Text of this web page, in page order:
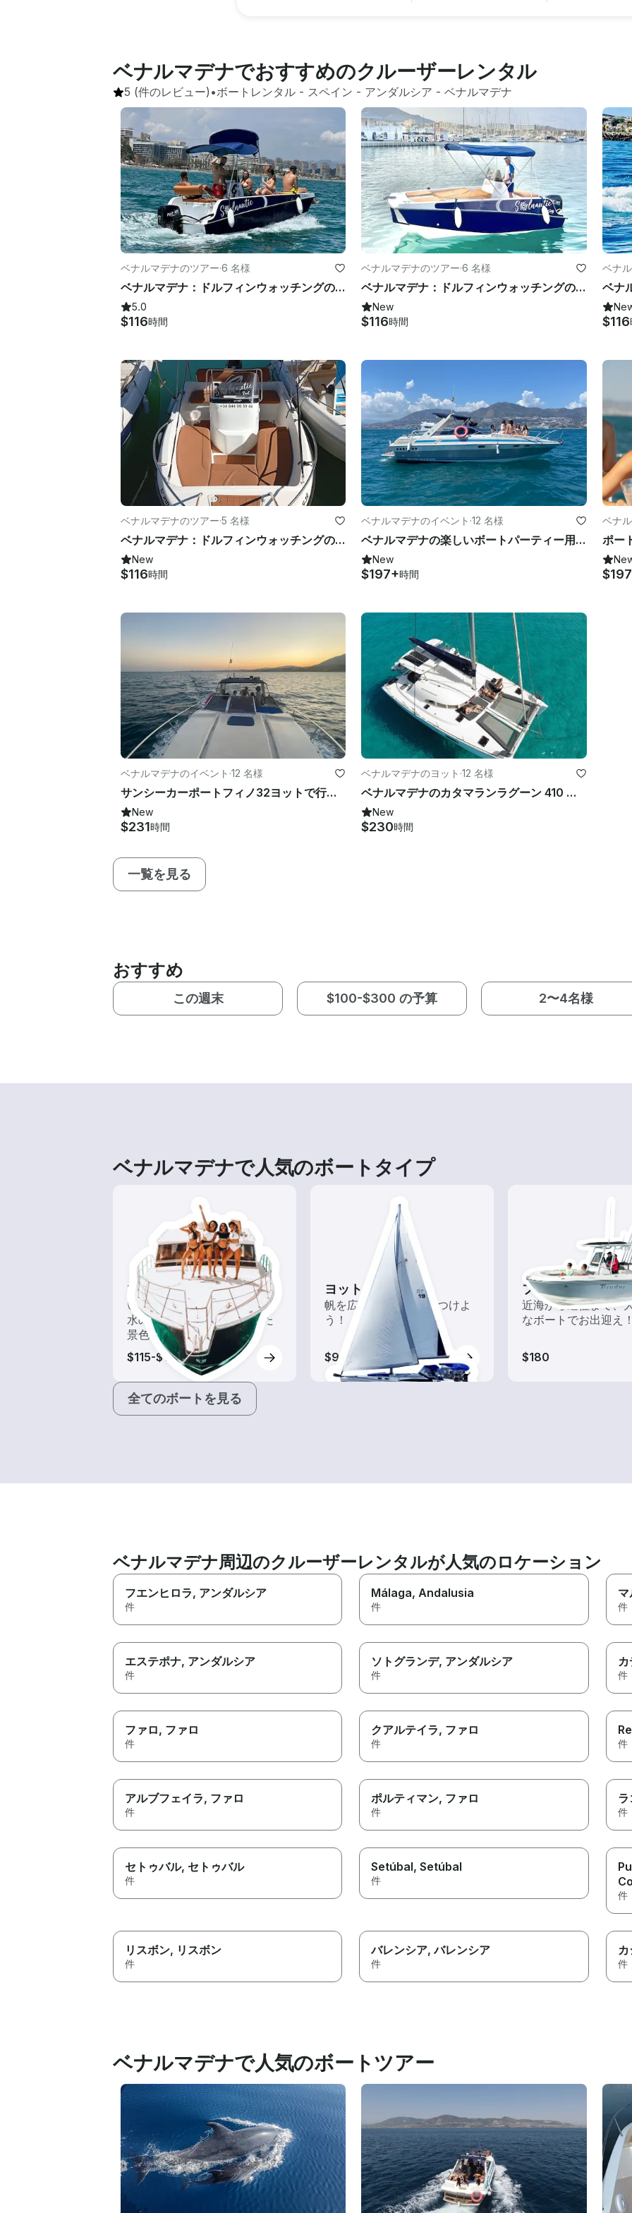
ベナルマデナでおすすめのクルーザーレンタル
5 (件のレビュー) •ボートレンタル - スペイン - アンダルシア - ベナルマデナ
ベナルマデナのツアー·6 名様
ベナルマデナ：ドルフィンウォッチングのためのライセンスなしのボートレンタル
5.0
$116時間
ベナルマデナのツアー·6 名様
ベナルマデナ：ドルフィンウォッチングのためのライセンスなしのボートレンタル
New
$116時間
ベナ
$116
ベナルマデナのツアー·5 名様
ベナルマデナ：ドルフィンウォッチングのためのライセンスなしのボートレンタル
New
$116時間
ベナルマデナのイベント ·12 名様
ベナルマデナの楽しいボートパーティー用サンシーカーポートフィノ 31 ヨット
New
$197+時間
ベナ
ベナルマデナのイベント ·12 名様
サンシーカーポートフィノ32ヨットで行くベナルマデナのサンセットボートトリップ！
New
$231時間
ベナルマデナのヨット ·12 名様
ベナルマデナのカタマランラグーン 410 ヴァルハラ
New
$230時間
一覧を見る
おすすめ
この週末 $100-$300 の予算 2〜4名様
ベナルマデナで人気のボートタイプ
ツアー
いろんな再発見があるかも!?
水の上から眺める一味違った
景色を楽しもう！
$115-$195
ヨット
帆を広げて風を味方につけよ
う！
$95-$215
フィッシングボー
近海から遠征まで、
なボートでお出迎え
$180
全てのボートを見る
ベナルマデナ周辺のクルーザーレンタルが人気のロケーション
フエンヒロラ, アンダルシア
件
Málaga, Andalusia
件 件
エステポナ, アンダルシア
件
ソトグランデ, アンダルシア
件 件
ファロ, ファロ
件
クアルテイラ, ファロ
件 件
アルブフェイラ, ファロ
件
ポルティマン, ファロ
件
ラ
件
セトゥバル, セトゥバル
件
Setúbal, Setúbal
件
件
リスボン, リスボン
件
バレンシア, バレンシア
件 件
ベナルマデナで人気のボートツアー